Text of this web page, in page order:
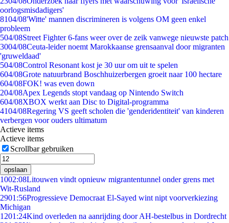
oorlogsmisdadigers'
8104/08'Witte' mannen discrimineren is volgens OM geen enkel
probleem
504/08Street Fighter 6-fans weer over de zeik vanwege nieuwste patch
3004/08Ceuta-leider noemt Marokkaanse grensaanval door migranten
'gruweldaad'
504/08Control Resonant kost je 30 uur om uit te spelen
604/08Grote natuurbrand Boschhuizerbergen groeit naar 100 hectare
604/08FOK! was even down
204/08Apex Legends stopt vandaag op Nintendo Switch
604/08XBOX werkt aan Disc to Digital-programma
4104/08Regering VS geeft scholen die 'genderidentiteit' van kinderen
verbergen voor ouders ultimatum
Actieve items
Actieve items
Scrollbar gebruiken
opslaan
1002:08Litouwen vindt opnieuw migrantentunnel onder grens met
Wit-Rusland
2901:56Progressieve Democraat El-Sayed wint nipt voorverkiezing
Michigan
1201:24Kind overleden na aanrijding door AH-bestelbus in Dordrecht